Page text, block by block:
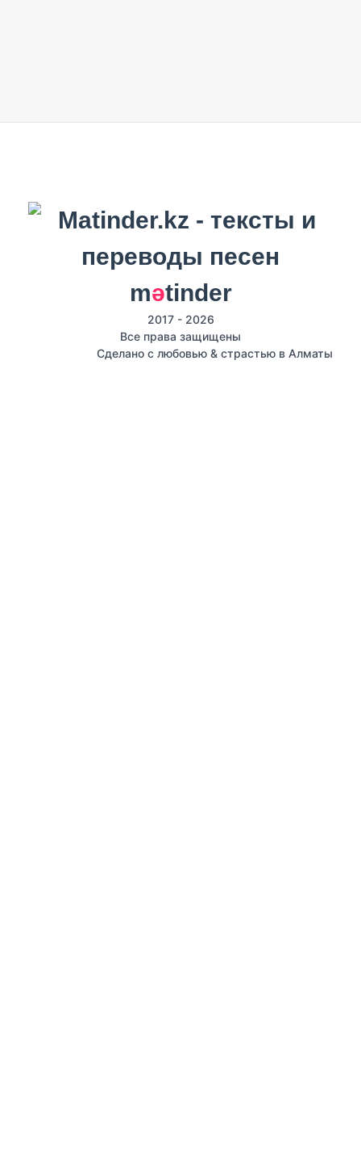
mәtinder
2017 - 2026
Все права защищены
Сделано с любовью & страстью в Алматы